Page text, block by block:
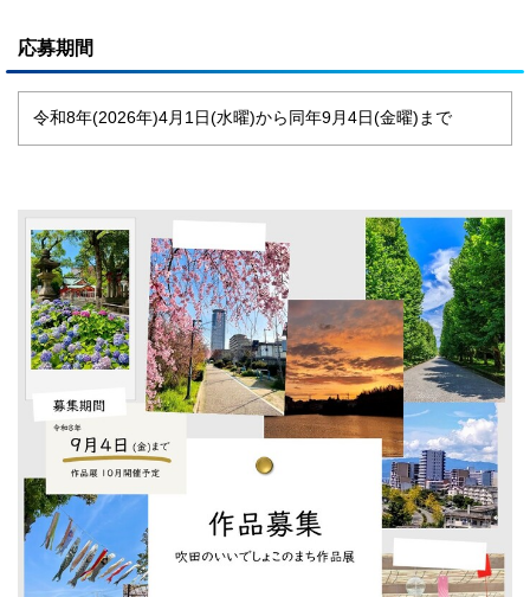
応募期間
令和8年(2026年)4月1日(水曜)から同年9月4日(金曜)まで